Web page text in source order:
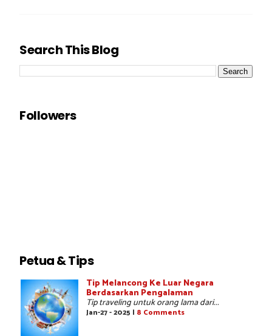
Search This Blog
Followers
Petua & Tips
Tip Melancong Ke Luar Negara
Berdasarkan Pengalaman
Tip traveling untuk orang lama dari...
Jan-27 - 2025 | 8 Comments